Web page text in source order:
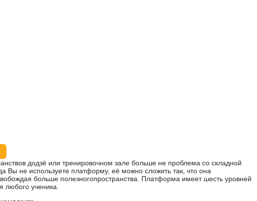
додзё или тренировочном зале больше не проблема со складной
Вы не используете платформу, её можно сложить так, что она
больше полезногопространства. Платформа имеет шесть уровней
любого ученика.